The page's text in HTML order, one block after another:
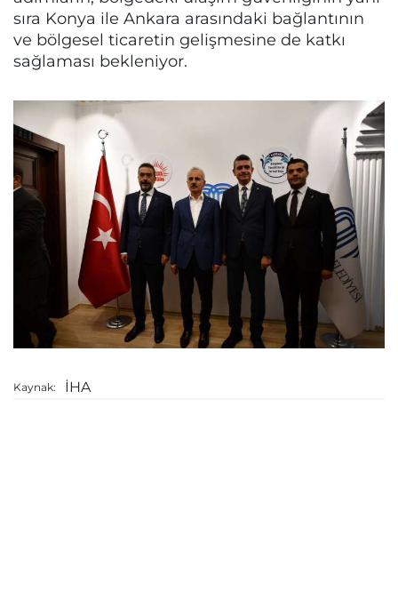
sıra Konya ile Ankara arasındaki bağlantının
ve bölgesel ticaretin gelişmesine de katkı
sağlaması bekleniyor.
Kaynak: İHA